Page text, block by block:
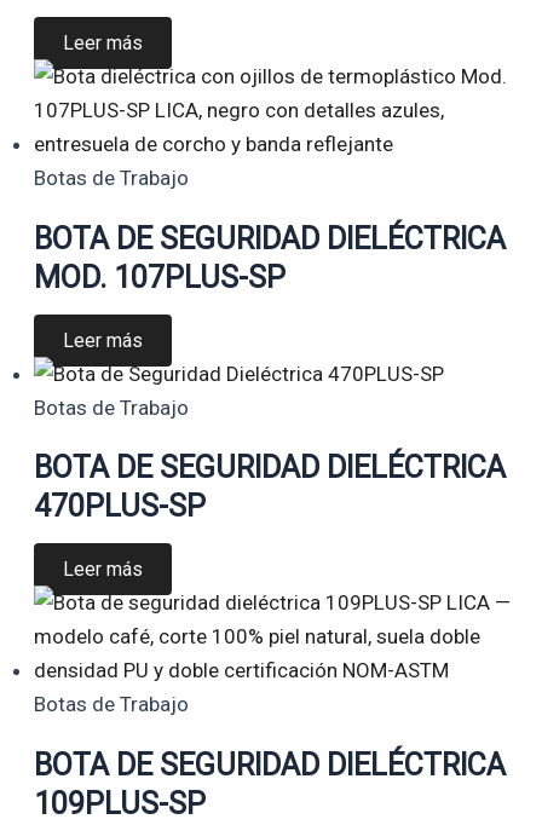
Leer más
Botas de Trabajo
BOTA DE SEGURIDAD DIELÉCTRICA
MOD. 107PLUS-SP
Leer más
Botas de Trabajo
BOTA DE SEGURIDAD DIELÉCTRICA
470PLUS-SP
Leer más
Botas de Trabajo
BOTA DE SEGURIDAD DIELÉCTRICA
109PLUS-SP